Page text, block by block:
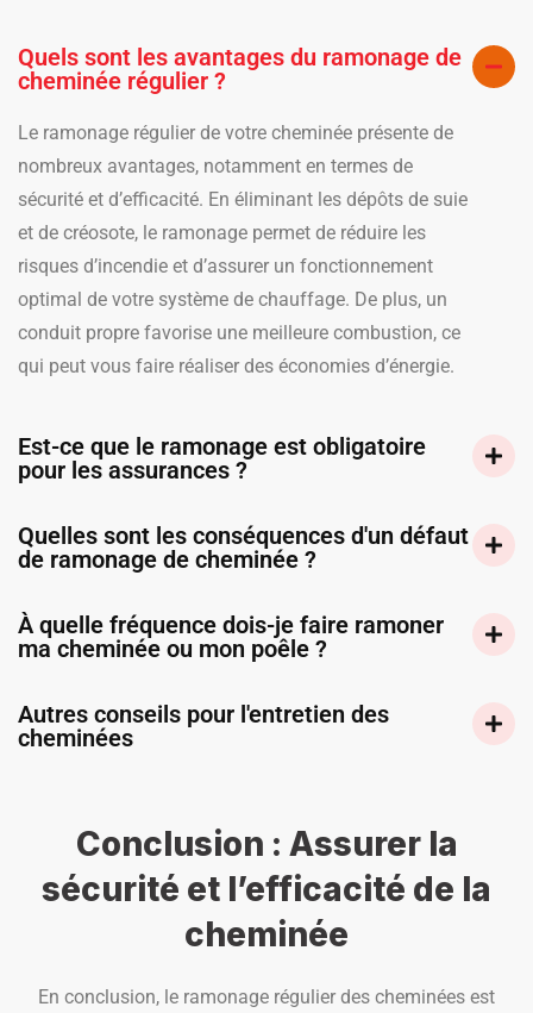
Quels sont les avantages du ramonage de
cheminée régulier ?
Le ramonage régulier de votre cheminée présente de
nombreux avantages, notamment en termes de
sécurité et d’efficacité. En éliminant les dépôts de suie
et de créosote, le ramonage permet de réduire les
risques d’incendie et d’assurer un fonctionnement
optimal de votre système de chauffage. De plus, un
conduit propre favorise une meilleure combustion, ce
qui peut vous faire réaliser des économies d’énergie.
Est-ce que le ramonage est obligatoire
pour les assurances ?
Quelles sont les conséquences d'un défaut
de ramonage de cheminée ?
À quelle fréquence dois-je faire ramoner
ma cheminée ou mon poêle ?
Autres conseils pour l'entretien des
cheminées
Conclusion : Assurer la
sécurité et l’efficacité de la
cheminée
En conclusion, le ramonage régulier des cheminées est